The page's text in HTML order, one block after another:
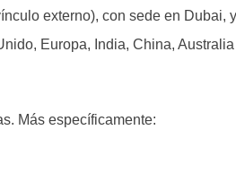
externo), con sede en
Europa, India, China,
Más específicamente: